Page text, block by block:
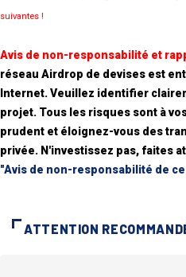
suivantes !
Avis de non-responsabilité et
réseau Airdrop de devises est
Internet. Veuillez identifier
projet. Tous les risques sont à
prudent et éloignez-vous des
privée. N'investissez pas, faites
"Avis de non-responsabilité de
ATTENTION